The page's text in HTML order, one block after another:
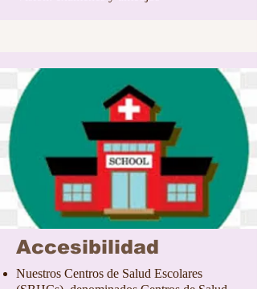
Accesibilidad
Nuestros Centros de Salud Escolares